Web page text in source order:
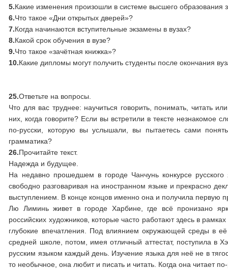
5.Какие изменения произошли в системе высшего образования
6.Что такое «Дни открытых дверей»?
7.Когда начинаются вступительные экзамены в вузах?
8.Какой срок обучения в вузе?
9.Что такое «зачётная книжка»?
10.Какие дипломы могут получить студенты после окончания
25.Ответьте на вопросы.
Что для вас труднее: научиться говорить, понимать, читать
них, когда говорите? Если вы встретили в тексте
по-русски, которую вы услышали, вы пытаетесь сами
грамматика?
26.Прочитайте текст.
Надежда и будущее.
На недавно прошедшем в городе Чанчунь конкурсе
свободно разговаривая на иностранном языке и прекрасно
выступлением. В конце концов именно она и получила первую
Лю Лиминь живет в городе Харбине, где всё пронизано
российских художников, которые часто работают здесь в
глубокие впечатления. Под влиянием окружающей среды в
средней школе, потом, имея отличный аттестат, поступила в
русским языком каждый день. Изучение языка для неё не в
то необычное, она любит и писать и читать. Когда она читает